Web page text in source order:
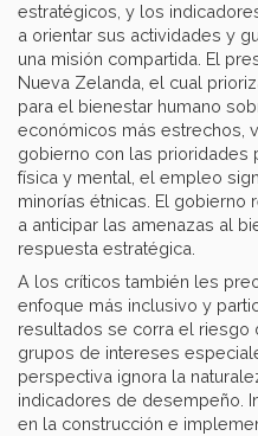
estratégicos, y los
a orientar sus actividades y
una misión compartida. El
Nueva Zelanda, el cual
para el bienestar humano
económicos más estrechos,
gobierno con las prioridades
física y mental, el empleo
minorías étnicas. El
a anticipar las amenazas al
respuesta estratégica.
A los críticos también les
enfoque más inclusivo y
resultados se corra el riesgo
grupos de intereses
perspectiva ignora la
indicadores de desempeño.
en la construcción e